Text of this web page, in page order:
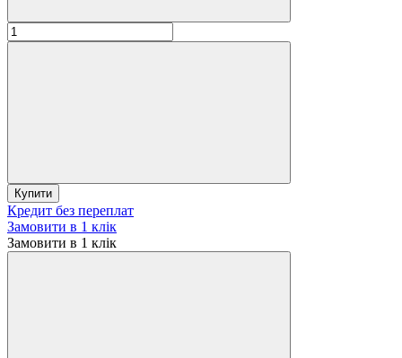
Купити
Кредит без переплат
Замовити в 1 клік
Замовити в 1 клік